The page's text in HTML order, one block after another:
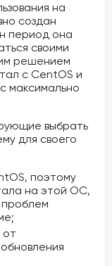
на
создан
период она
своими
решением
с CentOS и
максимально
выбрать
для своего
поэтому
на этой ОС,
от